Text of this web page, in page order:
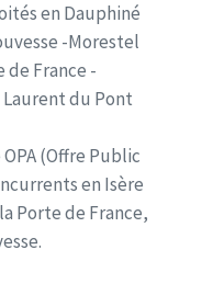
en Dauphiné
-Morestel
de France -
du Pont
OPA (Offre Public
en Isère
Porte de France,